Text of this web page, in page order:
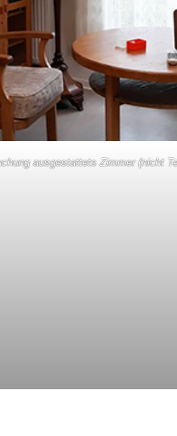
ausgestattets Zimmer (nicht